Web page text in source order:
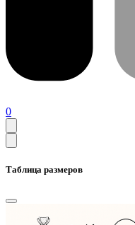
0
Таблица размеров